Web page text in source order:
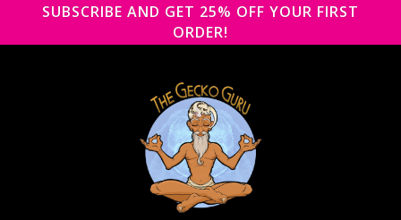
SUBSCRIBE AND GET 25% OFF YOUR FIRST
ORDER!